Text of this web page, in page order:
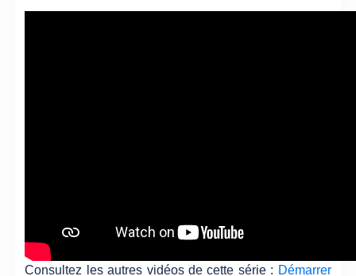
Consultez les autres vidéos de cette série : Démarrer